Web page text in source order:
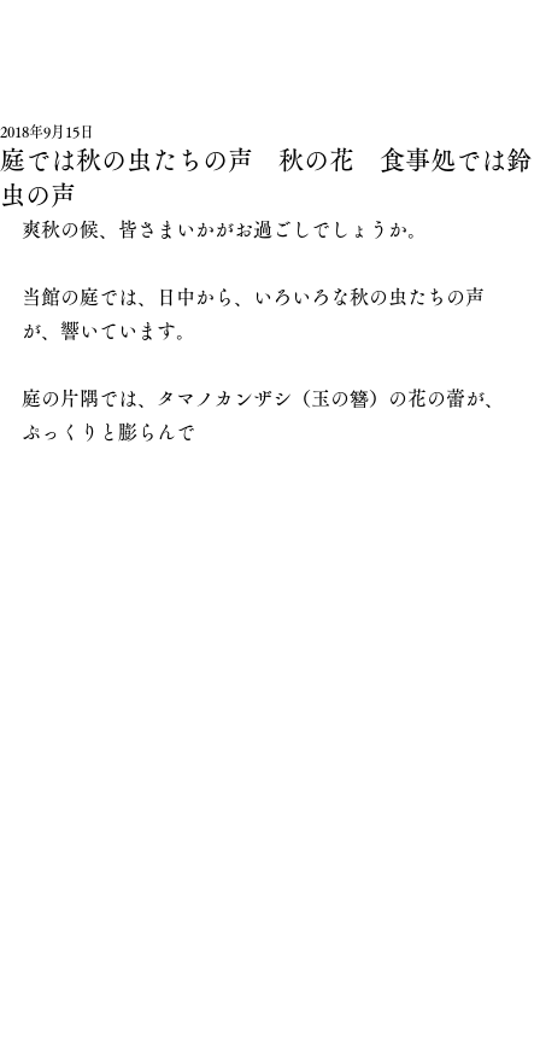
庭では秋の虫たちの声 秋の花 食事処では鈴
虫の声
2018年9月15日
爽秋の候、皆さまいかがお過ごしでしょうか。
当館の庭では、日中から、いろいろな秋の虫たちの声
が、響いています。
庭の片隅では、タマノカンザシ（玉の簪）の花の蕾が、
ぷっくりと膨らんで